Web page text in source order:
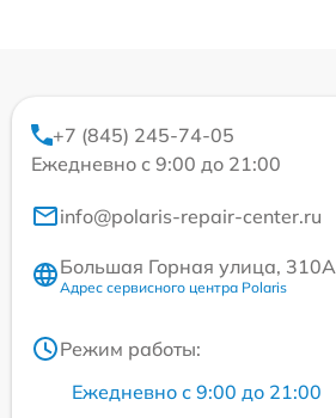
+7 (845) 245-74-05
Ежедневно с 9:00 до 21:00
info@polaris-repair-center.ru
Большая Горная улица, 310А
Адрес сервисного центра Polaris
Режим работы:
Ежедневно с 9:00 до 21:00